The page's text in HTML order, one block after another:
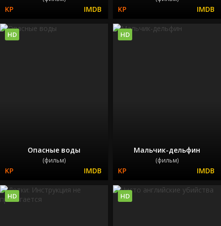
Опасные воды
(фильм)
HD
Мальчик-дельфин
(фильм)
HD
HD HD